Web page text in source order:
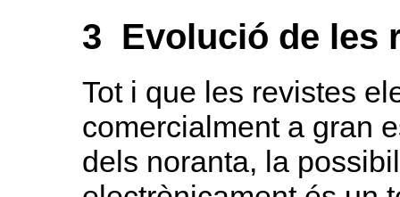
3 Evolució de les
Tot i que les revistes
comercialment a gran
dels noranta, la